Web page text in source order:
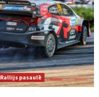
Rallijs pasaulē